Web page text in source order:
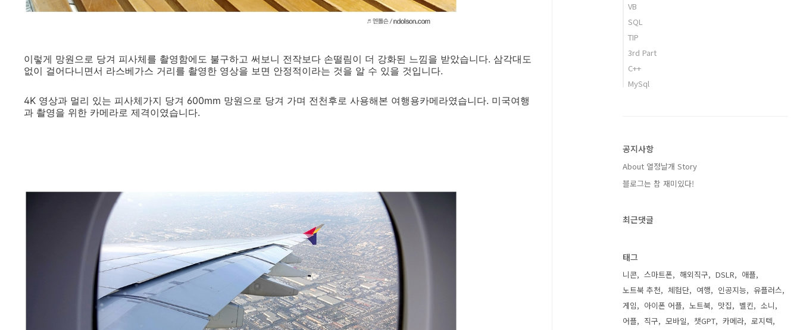
이렇게 망원으로 당겨 피사체를 촬영함에도 불구하고 써보니 전작보다 손떨림이 더 강화된 느낌을 받았습니다. 삼각대도
없이 걸어다니면서 라스베가스 거리를 촬영한 영상을 보면 안정적이라는 것을 알 수 있을 것입니다.
4K 영상과 멀리 있는 피사체가지 당겨 600mm 망원으로 당겨 가며 전천후로 사용해본 여행용카메라였습니다. 미국여행
과 촬영을 위한 카메라로 제격이였습니다.
VB
SQL
TIP
3rd Part
C++
MySql
공지사항
About 열정날개 Story
블로그는 참 재미있다!
최근댓글
태그
니콘 스마트폰 해외직구 DSLR
애플
노트북 추천
체험단 여행 인공지능
유플러스
게임
아이폰 어플 노트북 맛집 벨킨
소니
어플
직구 모바일 챗GPT 카메라
로지텍